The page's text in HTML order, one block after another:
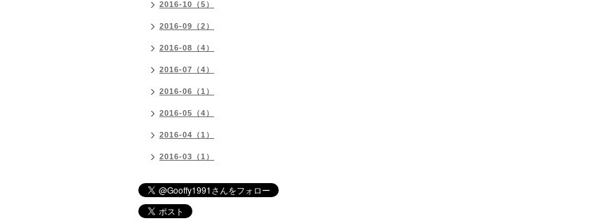
2016-10（5）
2016-09（2）
2016-08（4）
2016-07（4）
2016-06（1）
2016-05（4）
2016-04（1）
2016-03（1）